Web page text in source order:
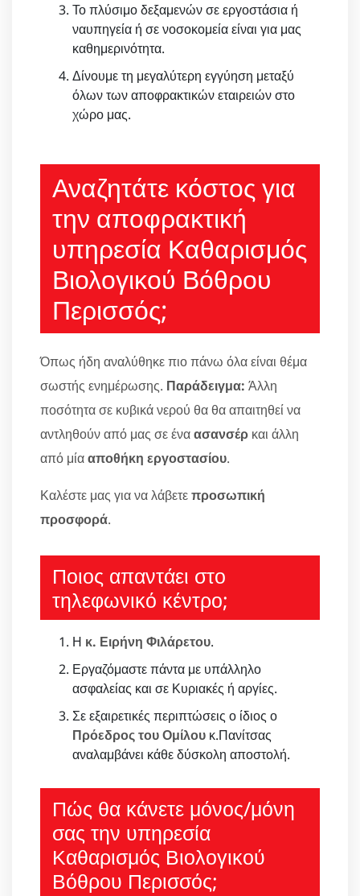
Το πλύσιμο δεξαμενών σε εργοστάσια ή
ναυπηγεία ή σε νοσοκομεία είναι για μας
καθημερινότητα.
Δίνουμε τη μεγαλύτερη εγγύηση μεταξύ
όλων των αποφρακτικών εταιρειών στο
χώρο μας.
Αναζητάτε κόστος για
την αποφρακτική
υπηρεσία Καθαρισμός
Βιολογικού Βόθρου
Περισσός;
Όπως ήδη αναλύθηκε πιο πάνω όλα είναι θέμα
σωστής ενημέρωσης. Παράδειγμα: Άλλη
ποσότητα σε κυβικά νερού θα θα απαιτηθεί να
αντληθούν από μας σε έναασανσέρ και άλλη
από μίααποθήκη εργοστασίου.
Καλέστε μας για να λάβετεπροσωπική
προσφορά.
Ποιος απαντάει στο
τηλεφωνικό κέντρο;
Η κ. Ειρήνη Φιλάρετου.
Εργαζόμαστε πάντα με υπάλληλο
ασφαλείας και σε Κυριακές ή αργίες.
Σε εξαιρετικές περιπτώσεις ο ίδιος ο
Πρόεδρος του Ομίλου κ.Πανίτσας
αναλαμβάνει κάθε δύσκολη αποστολή.
Πώς θα κάνετε μόνος/μόνη
σας την υπηρεσία
Καθαρισμός Βιολογικού
Βόθρου Περισσός;